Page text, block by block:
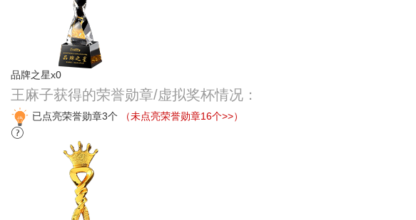
品牌之星x0
王麻子获得的荣誉勋章/虚拟奖杯情况：
已点亮荣誉勋章3个 （未点亮荣誉勋章16个>>）